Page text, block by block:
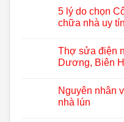
5 lý do chọn
chữa nhà uy tín
Thợ sửa điện
Dương, Biên
Nguyên nhân
nhà lún